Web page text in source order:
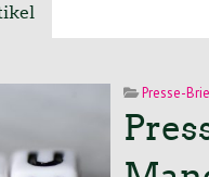
Presse-